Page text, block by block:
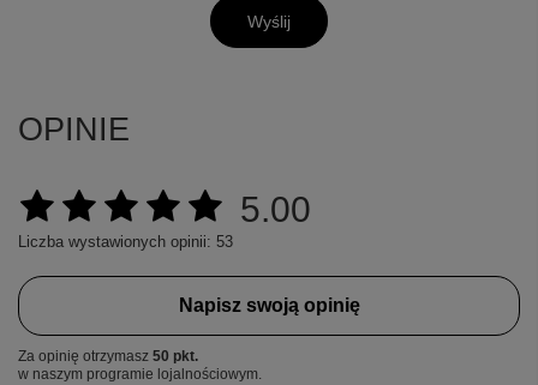
Wyślij
OPINIE
5.00
Liczba wystawionych opinii: 53
Napisz swoją opinię
Za opinię otrzymasz 50 pkt.
w naszym programie lojalnościowym.